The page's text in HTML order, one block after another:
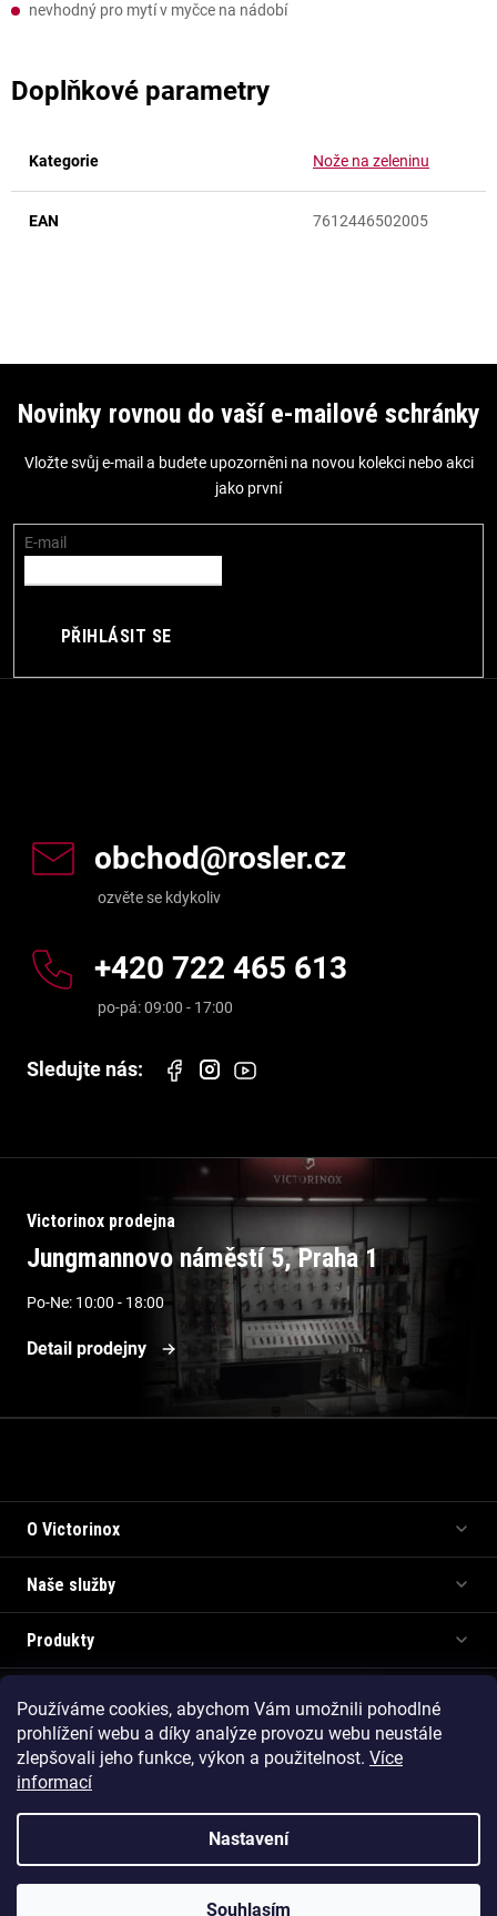
Používáme cookies, abychom Vám umožnili pohodlné
prohlížení webu a díky analýze provozu webu neustále
zlepšovali jeho funkce, výkon a použitelnost. Více
informací
Nastavení
Souhlasím
nevhodný pro mytí v myčce na nádobí
Doplňkové parametry
Kategorie Nože na zeleninu
EAN 7612446502005
Novinky rovnou do vaší e-mailové schránky
Vložte svůj e-mail a budete upozorněni na novou kolekci nebo akci
jako první
E-mail
PŘIHLÁSIT SE
obchod@rosler.cz
+420 722 465 613
Victorinox prodejna
Jungmannovo náměstí 5, Praha 1
Po-Ne: 10:00 - 18:00
Detail prodejny
O Victorinox
Naše služby
Produkty
Vytvořil Shoptet Premium
Copyright 2026 Victorinox.cz . Všechna práva vyhrazena.